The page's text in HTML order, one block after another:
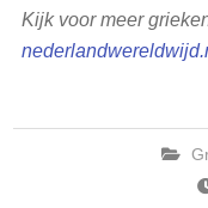
Kijk voor meer